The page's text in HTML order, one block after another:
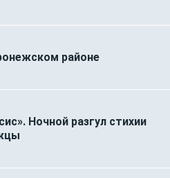
районе
Ночной разгул стихии